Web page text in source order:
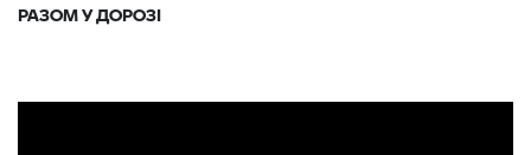
РАЗОМ У ДОРОЗІ